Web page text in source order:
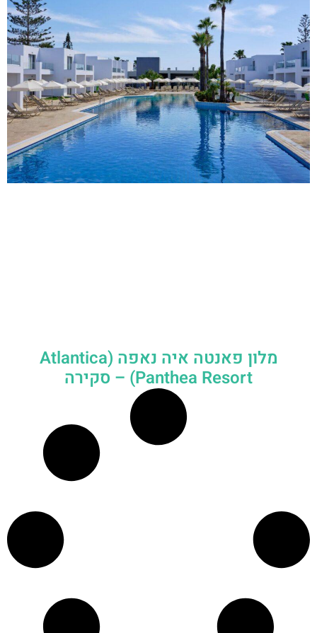
מלון פאנטה איה נאפה (Atlantica
Panthea Resort) – סקירה